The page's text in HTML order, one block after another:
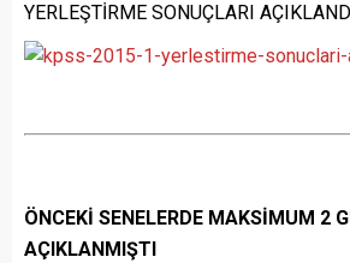
YERLEŞTİRME SONUÇLARI
ÖNCEKİ SENELERDE MAKSİMUM 2
AÇIKLANMIŞTI